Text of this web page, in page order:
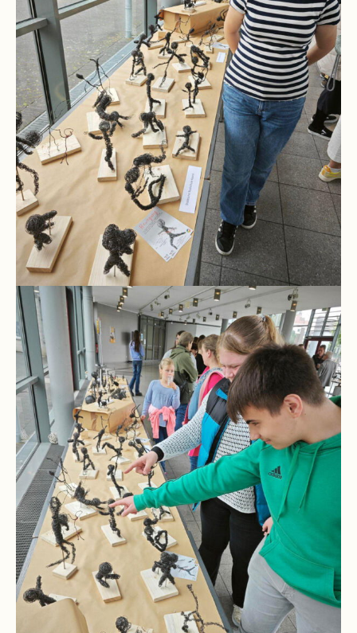
Downloads
und
Formulare
Infos
für
Viertklässler
Anmeldung
Schülerbücherei
Hausordnung
Schulbuchordnung
Pausenordnung
Handynutzung
Datenschutz
Sponsoren
Bestellung
Schokoticket